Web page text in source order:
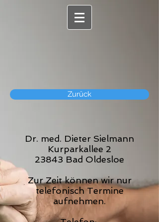
Dr. med. Dieter Sielmann
Kurparkallee 2
23843 Bad Oldesloe
Zur Zeit können wir nur
telefonisch Termine
aufnehmen.
Zurück